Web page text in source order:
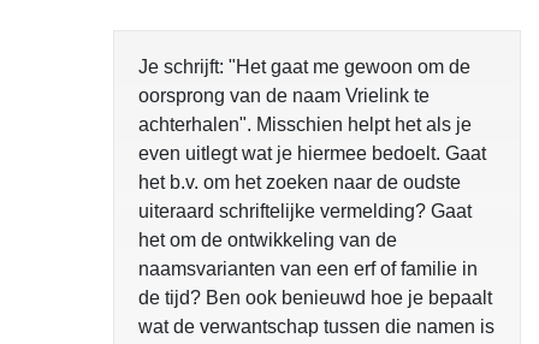
Je schrijft: "Het gaat me gewoon om de
oorsprong van de naam Vrielink te
achterhalen". Misschien helpt het als je
even uitlegt wat je hiermee bedoelt. Gaat
het b.v. om het zoeken naar de oudste
uiteraard schriftelijke vermelding? Gaat
het om de ontwikkeling van de
naamsvarianten van een erf of familie in
de tijd? Ben ook benieuwd hoe je bepaalt
wat de verwantschap tussen die namen is